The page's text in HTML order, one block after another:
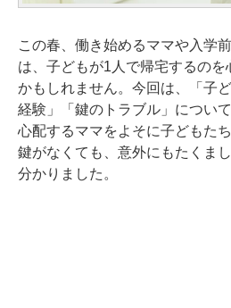
この春、働き始めるママや入学
は、子どもが1人で帰宅するの
かもしれません。今回は、「子
経験」「鍵のトラブル」につい
心配するママをよそに子どもた
鍵がなくても、意外にもたくま
分かりました。